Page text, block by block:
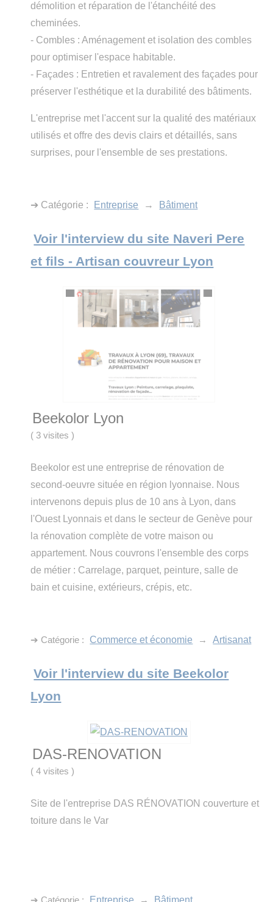
démolition et réparation de l'étanchéité des
cheminées.
- Combles : Aménagement et isolation des combles
pour optimiser l'espace habitable.
- Façades : Entretien et ravalement des façades pour
préserver l'esthétique et la durabilité des bâtiments.
L'entreprise met l'accent sur la qualité des matériaux
utilisés et offre des devis clairs et détaillés, sans
surprises, pour l'ensemble de ses prestations.
➔ Catégorie : Entreprise → Bâtiment
Voir l'interview du site Naveri Pere
et fils - Artisan couvreur Lyon
Beekolor Lyon
( 3 visites)
Beekolor est une entreprise de rénovation de
second-oeuvre située en région lyonnaise. Nous
intervenons depuis plus de 10 ans à Lyon, dans
l'Ouest Lyonnais et dans le secteur de Genève pour
la rénovation complète de votre maison ou
appartement. Nous couvrons l'ensemble des corps
de métier : Carrelage, parquet, peinture, salle de
bain et cuisine, extérieurs, crépis, etc.
➔ Catégorie : Commerce et économie → Artisanat
Voir l'interview du site Beekolor
Lyon
DAS-RENOVATION
( 4 visites)
Site de l'entreprise DAS RÉNOVATION couverture et
toiture dans le Var
➔ Catégorie : Entreprise → Bâtiment